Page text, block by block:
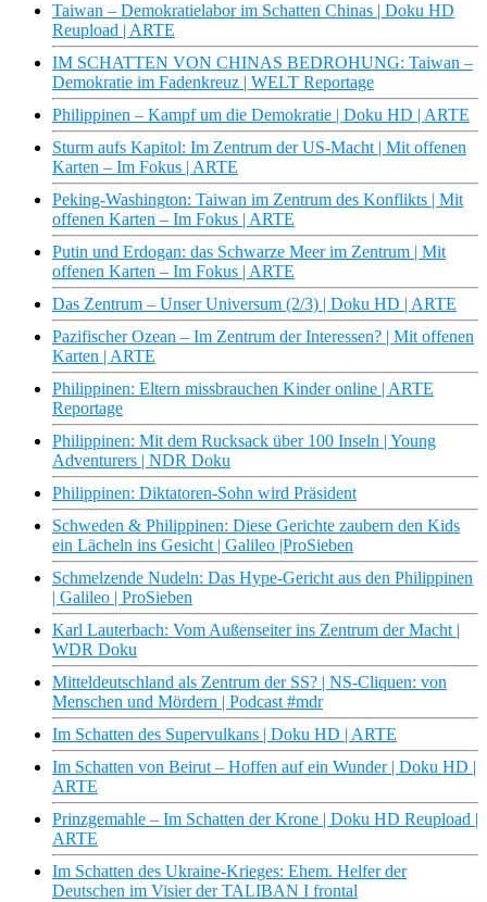
Taiwan – Demokratielabor im Schatten Chinas | Doku HD
Reupload | ARTE
IM SCHATTEN VON CHINAS BEDROHUNG: Taiwan –
Demokratie im Fadenkreuz | WELT Reportage
Philippinen – Kampf um die Demokratie | Doku HD | ARTE
Sturm aufs Kapitol: Im Zentrum der US-Macht | Mit offenen
Karten – Im Fokus | ARTE
Peking-Washington: Taiwan im Zentrum des Konflikts | Mit
offenen Karten – Im Fokus | ARTE
Putin und Erdogan: das Schwarze Meer im Zentrum | Mit
offenen Karten – Im Fokus | ARTE
Das Zentrum – Unser Universum (2/3) | Doku HD | ARTE
Pazifischer Ozean – Im Zentrum der Interessen? | Mit offenen
Karten | ARTE
Philippinen: Eltern missbrauchen Kinder online | ARTE
Reportage
Philippinen: Mit dem Rucksack über 100 Inseln | Young
Adventurers | NDR Doku
Philippinen: Diktatoren-Sohn wird Präsident
Schweden & Philippinen: Diese Gerichte zaubern den Kids
ein Lächeln ins Gesicht | Galileo |ProSieben
Schmelzende Nudeln: Das Hype-Gericht aus den Philippinen
| Galileo | ProSieben
Karl Lauterbach: Vom Außenseiter ins Zentrum der Macht |
WDR Doku
Mitteldeutschland als Zentrum der SS? | NS-Cliquen: von
Menschen und Mördern | Podcast #mdr
Im Schatten des Supervulkans | Doku HD | ARTE
Im Schatten von Beirut – Hoffen auf ein Wunder | Doku HD |
ARTE
Prinzgemahle – Im Schatten der Krone | Doku HD Reupload |
ARTE
Im Schatten des Ukraine-Krieges: Ehem. Helfer der
Deutschen im Visier der TALIBAN I frontal